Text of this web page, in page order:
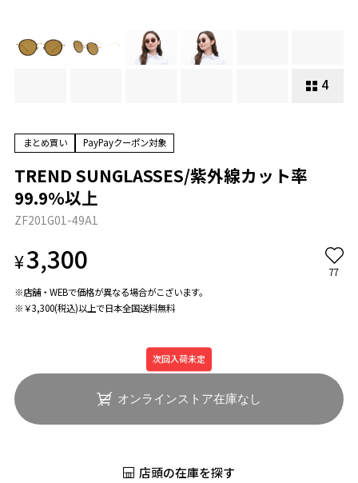
4
まとめ買い PayPayクーポン対象
TREND SUNGLASSES/紫外線カット率
99.9%以上
ZF201G01-49A1
¥3,300
77
※店舗・WEBで価格が異なる場合がこざいます。
※￥3,300(税込)以上で日本全国送料無料
次回入荷未定
オンラインストア在庫なし
店頭の在庫を探す